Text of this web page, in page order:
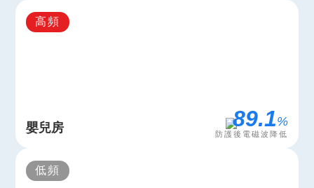
高頻
嬰兒房 96.9%
防護後電磁波降低
低頻